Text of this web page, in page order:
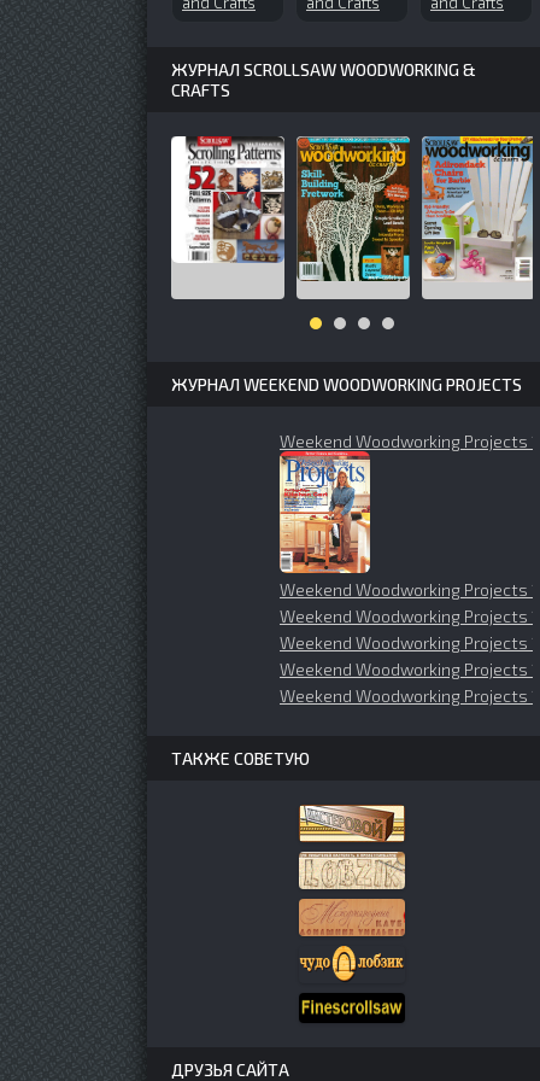
ЖУРНАЛ SCROLLSAW WOODWORKING &
CRAFTS
ЖУРНАЛ WEEKEND WOODWORKING PROJECTS
Weekend Woodworking Projects
Weekend Woodworking Projects
Weekend Woodworking Projects
Weekend Woodworking Projects
Weekend Woodworking Projects
Weekend Woodworking Projects
ТАКЖЕ СОВЕТУЮ
ДРУЗЬЯ САЙТА